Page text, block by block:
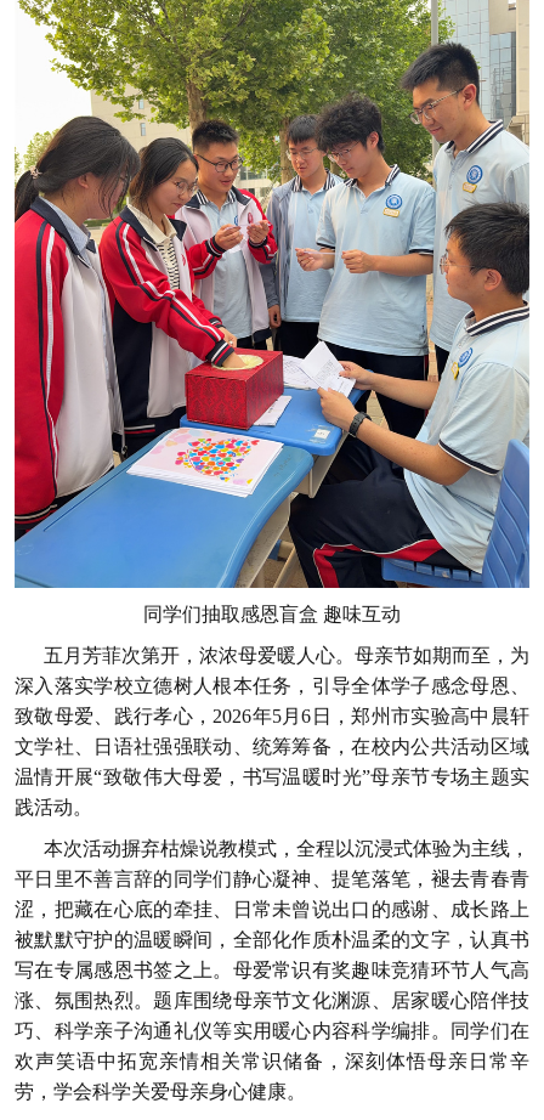
同学们抽取感恩盲盒 趣味互动
五月芳菲次第开，浓浓母爱暖人心。母亲节如期而至，为
深入落实学校立德树人根本任务，引导全体学子感念母恩、
致敬母爱、践行孝心，2026年5月6日，郑州市实验高中晨轩
文学社、日语社强强联动、统筹筹备，在校内公共活动区域
温情开展“致敬伟大母爱，书写温暖时光”母亲节专场主题实
践活动。
本次活动摒弃枯燥说教模式，全程以沉浸式体验为主线，
平日里不善言辞的同学们静心凝神、提笔落笔，褪去青春青
涩，把藏在心底的牵挂、日常未曾说出口的感谢、成长路上
被默默守护的温暖瞬间，全部化作质朴温柔的文字，认真书
写在专属感恩书签之上。母爱常识有奖趣味竞猜环节人气高
涨、氛围热烈。题库围绕母亲节文化渊源、居家暖心陪伴技
巧、科学亲子沟通礼仪等实用暖心内容科学编排。同学们在
欢声笑语中拓宽亲情相关常识储备，深刻体悟母亲日常辛
劳，学会科学关爱母亲身心健康。